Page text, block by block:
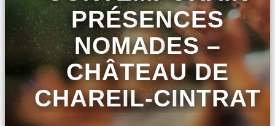
PRÉSENCES
NOMADES –
CHÂTEAU DE
CHAREIL-CINTRAT